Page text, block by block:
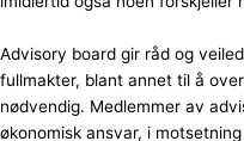
Advisory board gir råd og
fullmakter, blant annet til å
nødvendig. Medlemmer av
økonomisk ansvar, i